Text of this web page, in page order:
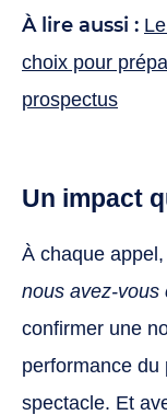
À lire aussi :
choix pour
prospectus
Un impact
À chaque
nous avez-vous
confirmer une
performance du
spectacle. Et